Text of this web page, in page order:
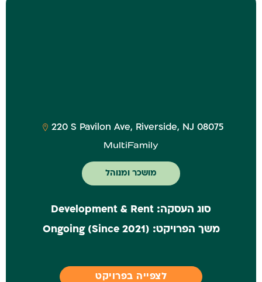
‎220 S Pavilon Ave, Riverside, NJ 08075
MultiFamily
מושכר ומנוהל
סוג העסקה: Development & Rent
משך הפרויקט: (Ongoing (Since 2021
לצפייה בפרויקט